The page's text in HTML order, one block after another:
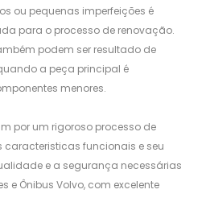
ou pequenas imperfeições é
para o processo de renovação.
podem ser resultado de
a peça principal é
menores.
por um rigoroso processo de
funcionais e seu
e a segurança necessárias
Ônibus Volvo, com excelente